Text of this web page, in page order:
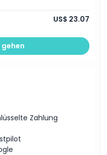
US$ 23.07
gehen
Zahlung